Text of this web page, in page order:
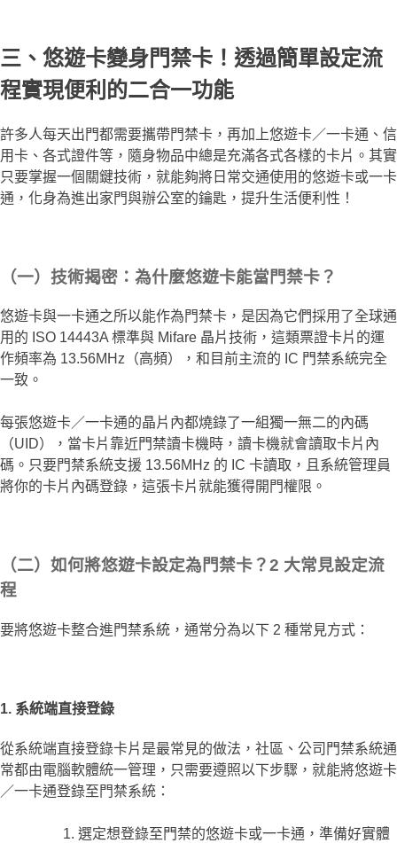
三、悠遊卡變身門禁卡！透過簡單設定流
程實現便利的二合一功能
許多人每天出門都需要攜帶門禁卡，再加上悠遊卡／一卡通、信
用卡、各式證件等，隨身物品中總是充滿各式各樣的卡片。其實
只要掌握一個關鍵技術，就能夠將日常交通使用的悠遊卡或一卡
通，化身為進出家門與辦公室的鑰匙，提升生活便利性！
（一）技術揭密：為什麼悠遊卡能當門禁卡？
悠遊卡與一卡通之所以能作為門禁卡，是因為它們採用了全球通
用的 ISO 14443A 標準與 Mifare 晶片技術，這類票證卡片的運
作頻率為 13.56MHz（高頻），和目前主流的 IC 門禁系統完全
一致。
每張悠遊卡／一卡通的晶片內都燒錄了一組獨一無二的內碼
（UID），當卡片靠近門禁讀卡機時，讀卡機就會讀取卡片內
碼。只要門禁系統支援 13.56MHz 的 IC 卡讀取，且系統管理員
將你的卡片內碼登錄，這張卡片就能獲得開門權限。
（二）如何將悠遊卡設定為門禁卡？2 大常見設定流
程
要將悠遊卡整合進門禁系統，通常分為以下 2 種常見方式：
1. 系統端直接登錄
從系統端直接登錄卡片是最常見的做法，社區、公司門禁系統通
常都由電腦軟體統一管理，只需要遵照以下步驟，就能將悠遊卡
／一卡通登錄至門禁系統：
選定想登錄至門禁的悠遊卡或一卡通，準備好實體